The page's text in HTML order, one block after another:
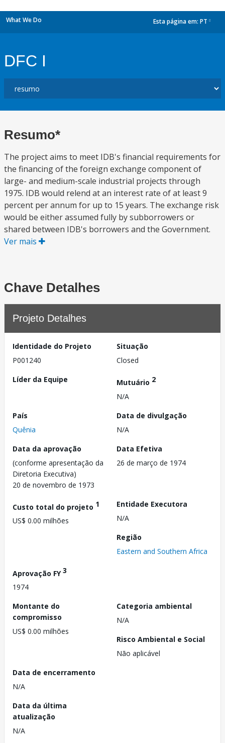
What We Do Esta página em: PT
DFC I
Resumo*
The project aims to meet IDB's financial requirements for
the financing of the foreign exchange component of
large- and medium-scale industrial projects through
1975. IDB would relend at an interest rate of at least 9
percent per annum for up to 15 years. The exchange risk
would be either assumed fully by subborrowers or
shared between IDB's borrowers and the Government.
Ver mais
Chave Detalhes
Projeto Detalhes
Identidade do Projeto
P001240
Situação
Closed
Líder da Equipe
Mutuário 2
N/A
País
Quênia
Data de divulgação
N/A
Data da aprovação
(conforme apresentação da
Diretoria Executiva)
20 de novembro de 1973
Data Efetiva
26 de março de 1974
Custo total do projeto 1
US$ 0.00 milhões
Entidade Executora
N/A
Região
Eastern and Southern Africa
Aprovação FY3
1974
Montante do
compromisso
US$ 0.00 milhões
Categoria ambiental
N/A
Risco Ambiental e Social
Não aplicável
Data de encerramento
N/A
Data da última
atualização
N/A